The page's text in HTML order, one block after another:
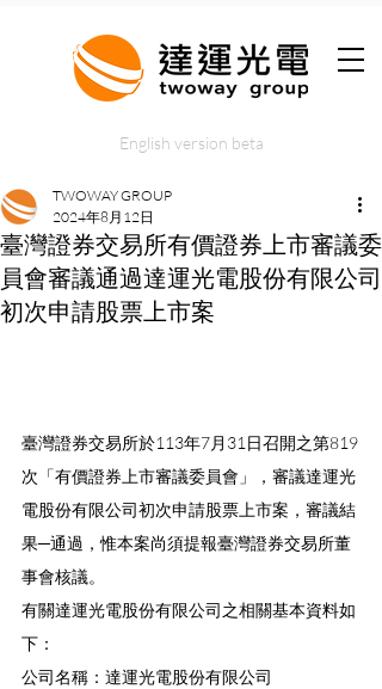
English version beta
臺灣證券交易所有價證券上市審議委
員會審議通過達運光電股份有限公司
初次申請股票上市案
TWOWAY GROUP
2024年8月12日
臺灣證券交易所於113年7月31日召開之第819
次「有價證券上市審議委員會」，審議達運光
電股份有限公司初次申請股票上市案，審議結
果─通過，惟本案尚須提報臺灣證券交易所董
事會核議。
有關達運光電股份有限公司之相關基本資料如
下：
公司名稱：達運光電股份有限公司